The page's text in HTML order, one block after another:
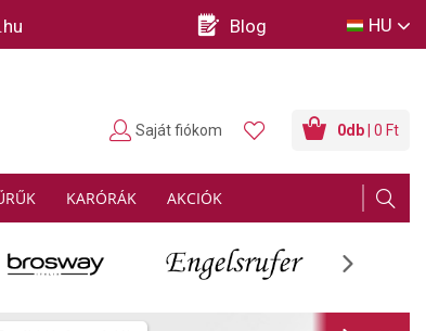
Blog HU
KARÓRÁK AKCIÓK
0db | 0 Ft
Saját fiókom